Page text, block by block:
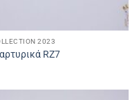
2023
RZ7